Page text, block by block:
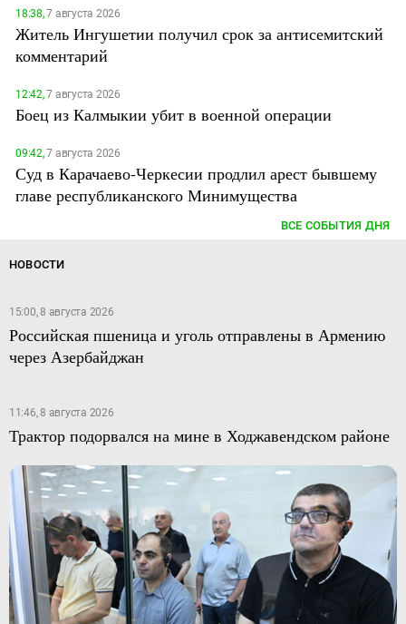
18:38,7 августа 2026
Житель Ингушетии получил срок за антисемитский
комментарий
12:42,7 августа 2026
Боец из Калмыкии убит в военной операции
09:42,7 августа 2026
Суд в Карачаево-Черкесии продлил арест бывшему
главе республиканского Минимущества
ВСЕ СОБЫТИЯ ДНЯ
НОВОСТИ
15:00, 8 августа 2026
Российская пшеница и уголь отправлены в Армению
через Азербайджан
11:46, 8 августа 2026
Трактор подорвался на мине в Ходжавендском районе